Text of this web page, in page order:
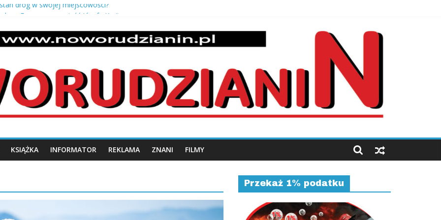
dróg w swojej miejscowości?
odbiór mieszkania od dewelopera?
męskie pancerka – ponadczasowy styl i męska elegancja
KSIĄŻKA INFORMATOR REKLAMA ZNANI FILMY
Przekaż 1% podatku